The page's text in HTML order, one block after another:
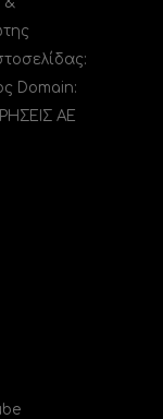
Domain:
ΑΕ